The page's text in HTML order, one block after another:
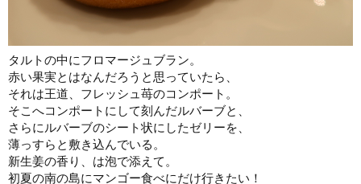
タルトの中にフロマージュブラン。
赤い果実とはなんだろうと思っていたら、
それは王道、フレッシュ苺のコンポート。
そこへコンポートにして刻んだルバーブと、
さらにルバーブのシート状にしたゼリーを、
薄っすらと敷き込んでいる。
新生姜の香り、は泡で添えて。
初夏の南の島にマンゴー食べにだけ行きたい！